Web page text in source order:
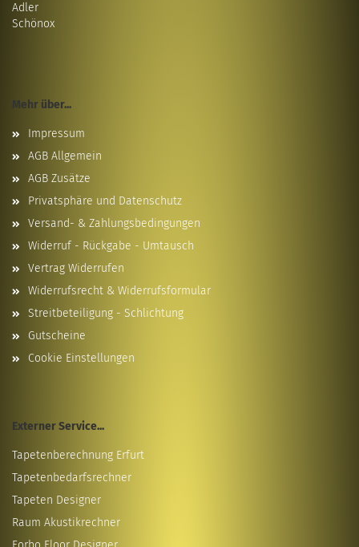
Adler
Schönox
Mehr über...
Impressum
AGB Allgemein
AGB Zusätze
Privatsphäre und Datenschutz
Versand- & Zahlungsbedingungen
Widerruf - Rückgabe - Umtausch
Vertrag Widerrufen
Widerrufsrecht & Widerrufsformular
Streitbeteiligung - Schlichtung
Gutscheine
Cookie Einstellungen
Externer Service...
Tapetenberechnung Erfurt
Tapetenbedarfsrechner
Tapeten Designer
Raum Akustikrechner